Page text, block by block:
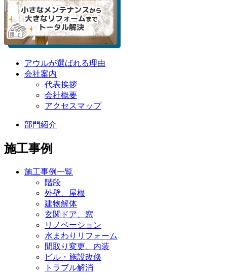
アウルが選ばれる理由
会社案内
代表挨拶
会社概要
アクセスマップ
部門紹介
施工事例
施工事例一覧
階段
外壁、屋根
建物解体
玄関ドア、窓
リノベーション
水まわりリフォーム
間取り変更、内装
ビル・施設改修
トラブル解消